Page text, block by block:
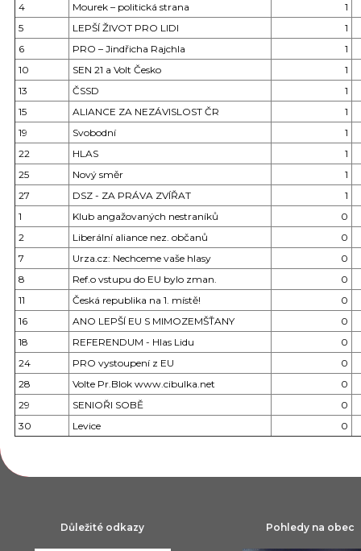
4
Mourek – politická strana
1
5
LEPŠÍ ŽIVOT PRO LIDI
1
6
PRO – Jindřicha Rajchla
1
10
SEN 21 a Volt Česko
1
13
ČSSD
1
15
ALIANCE ZA NEZÁVISLOST ČR
1
19
Svobodní
1
22
HLAS
1
25
Nový směr
1
27
DSZ - ZA PRÁVA ZVÍŘAT
1
1
Klub angažovaných nestraníků
0
2
Liberální aliance nez. občanů
0
7
Urza.cz: Nechceme vaše hlasy
0
8
Ref.o vstupu do EU bylo zman.
0
11
Česká republika na 1. místě!
0
16
ANO LEPŠÍ EU S MIMOZEMŠŤANY
0
18
REFERENDUM - Hlas Lidu
0
24
PRO vystoupení z EU
0
28
Volte Pr.Blok www.cibulka.net
0
29
SENIOŘI SOBĚ
0
30
Levice 0
Důležité odkazy Pohledy na obec